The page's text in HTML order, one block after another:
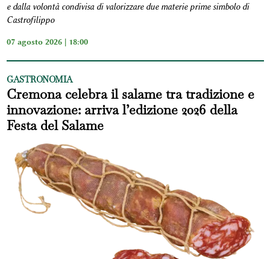
e dalla volontà condivisa di valorizzare due materie prime simbolo di
Castrofilippo
07 agosto 2026 | 18:00
GASTRONOMIA
Cremona celebra il salame tra tradizione e
innovazione: arriva l’edizione 2026 della
Festa del Salame